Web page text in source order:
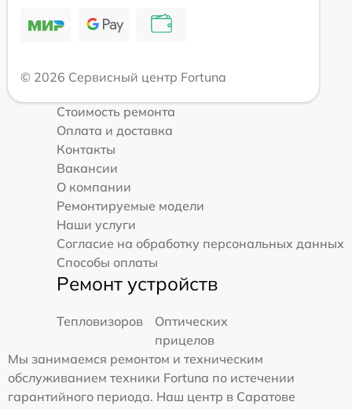
© 2026 Сервисный центр Fortuna
Стоимость ремонта
Оплата и доставка
Контакты
Вакансии
О компании
Ремонтируемые модели
Наши услуги
Согласие на обработку персональных данных
Способы оплаты
Ремонт устройств
Тепловизоров
Оптических
прицелов
Мы занимаемся ремонтом и техническим
обслуживанием техники Fortuna по истечении
гарантийного периода. Наш центр в Саратове